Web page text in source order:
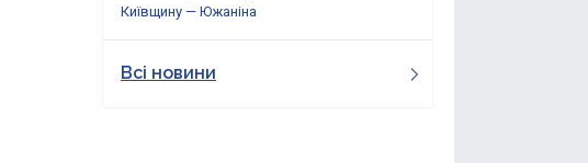
Київщину — Южаніна
Всі новини